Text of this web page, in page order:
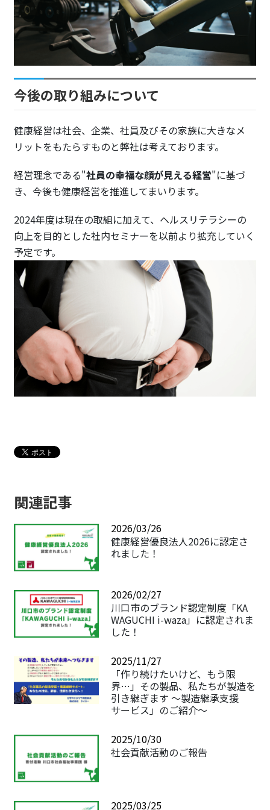
今後の取り組みについて
健康経営は社会、企業、社員及びその家族に大きなメ
リットをもたらすものと弊社は考えております。
経営理念である"社員の幸福な顔が見える経営"に基づ
き、今後も健康経営を推進してまいります。
2024年度は現在の取組に加えて、ヘルスリテラシーの
向上を目的とした社内セミナーを以前より拡充していく
予定です。
関連記事
2026/03/26
健康経営優良法人2026に認定さ
れました！
2026/02/27
川口市のブランド認定制度「KA
WAGUCHI i-waza」に認定されま
した！
2025/11/27
「作り続けたいけど、もう限
界…」その製品、私たちが製造を
引き継ぎます ～製造継承支援
サービス」のご紹介～
2025/10/30
社会貢献活動のご報告
2025/03/25